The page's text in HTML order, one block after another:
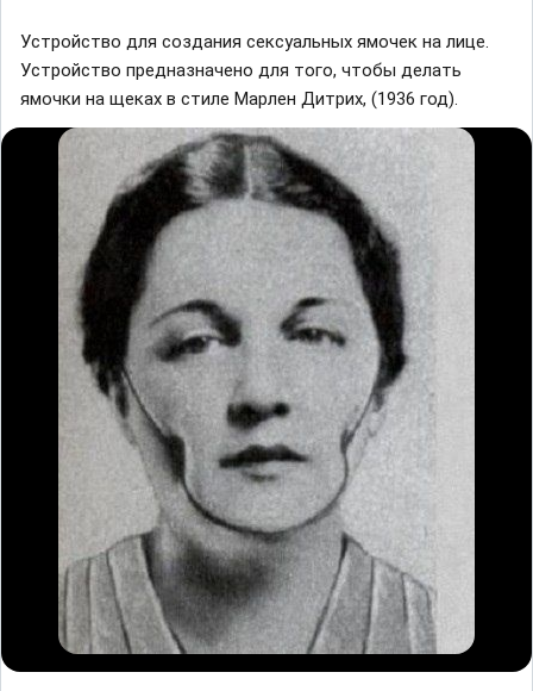
Устройство для создания сексуальных ямочек на лице.
Устройство предназначено для того, чтобы делать
ямочки на щеках в стиле Марлен Дитрих, (1936 год).